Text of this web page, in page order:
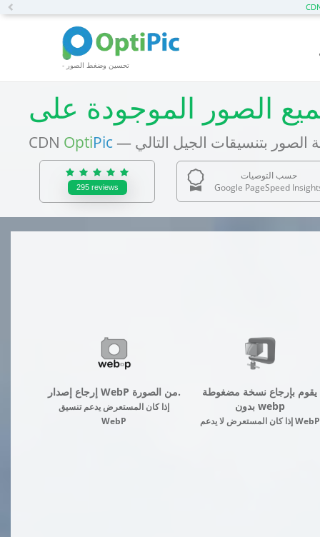
- تحسين وضغط الصور
CDN OptiPic
295 reviews
حسب التوصيات
Google PageSpeed
إرجاع إصدار WebP من الصورة.
إذا كان المستعرض يدعم تنسيق
WebP
يقوم بإرجاع نسخة مضغوطة
بدون webp
إذا كان المستعرض لا يدعم WebP